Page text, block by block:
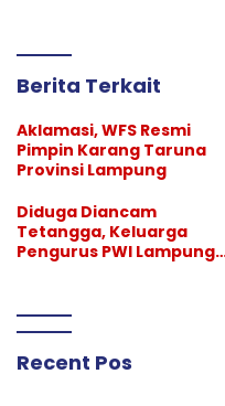
Berita Terkait
Aklamasi, WFS Resmi
Pimpin Karang Taruna
Provinsi Lampung
Diduga Diancam
Tetangga, Keluarga
Pengurus PWI Lampung
Recent Pos